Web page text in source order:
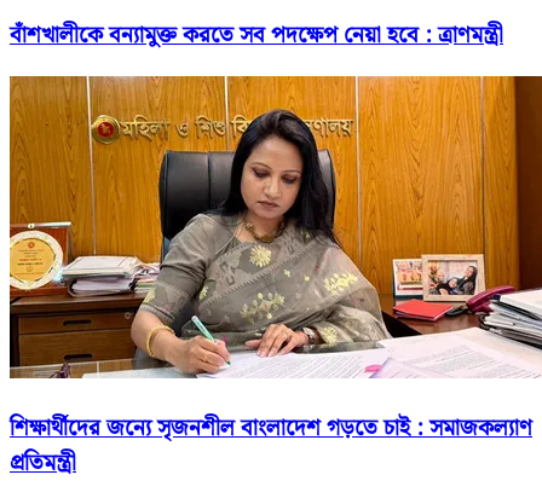
বাঁশখালীকে বন্যামুক্ত করতে সব পদক্ষেপ নেয়া হবে : ত্রাণমন্ত্রী
শিক্ষার্থীদের জন্যে সৃজনশীল বাংলাদেশ গড়তে চাই : সমাজকল্যাণ
প্রতিমন্ত্রী